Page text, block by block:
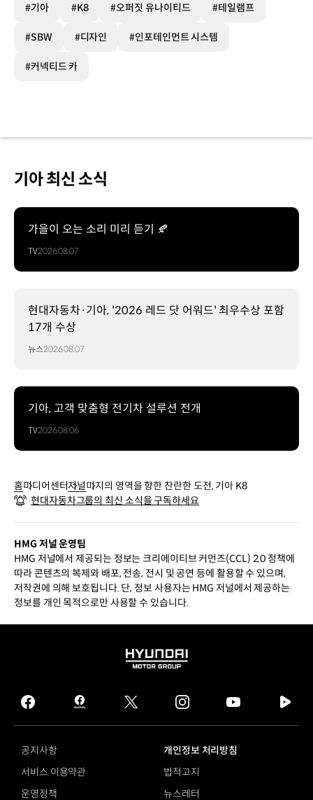
#기아 #K8 #오퍼짓 유나이티드 #테일램프
#SBW #디자인 #인포테인먼트 시스템
#커넥티드 카
기아 최신 소식
가을이 오는 소리 미리 듣기 🍂
TV2026.08.07
현대자동차·기아, '2026 레드 닷 어워드' 최우수상 포함
17개 수상
뉴스2026.08.07
기아, 고객 맞춤형 전기차 설루션 전개
TV2026.08.06
홈미디어센터저널미지의 영역을 향한 찬란한 도전, 기아 K8
현대자동차그룹의 최신 소식을 구독하세요
HMG 저널 운영팀
HMG 저널에서 제공되는 정보는 크리에이티브 커먼즈(CCL) 2.0 정책에
따라 콘텐츠의 복제와 배포, 전송, 전시 및 공연 등에 활용할 수 있으며,
저작권에 의해 보호됩니다. 단, 정보 사용자는 HMG 저널에서 제공하는
정보를 개인 목적으로만 사용할 수 있습니다.
HYUNDAI
GROUP
facebook
hmg
journal
twitter instagram
tv
공지사항
개인정보 처리방침
서비스 이용약관
법적고지
운영정책
뉴스레터